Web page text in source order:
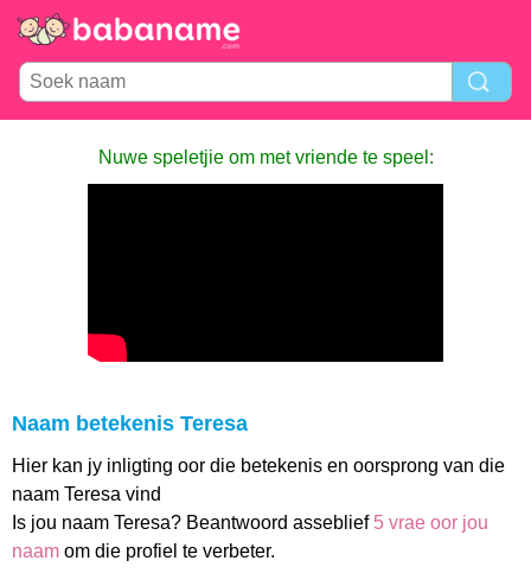
Nuwe speletjie om met vriende te speel:
Naam betekenis Teresa
Hier kan jy inligting oor die betekenis en oorsprong van die
naam Teresa vind
Is jou naam Teresa? Beantwoord asseblief 5 vrae oor jou
naam om die profiel te verbeter.